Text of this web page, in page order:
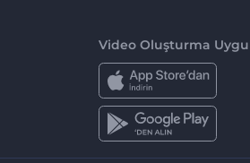
Video Oluşturma